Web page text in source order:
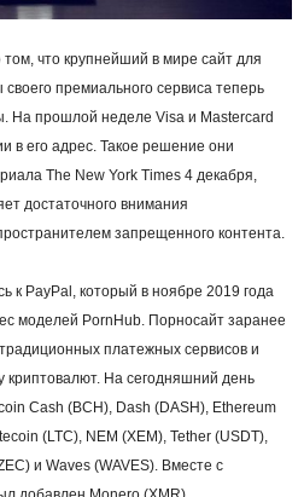
что крупнейший в мире сайт для
премиального сервиса теперь
На прошлой неделе Visa и Mastercard
в его адрес. Такое решение они
The New York Times 4 декабря,
достаточного внимания
запрещенного контента.
к PayPal, который в ноябре 2019 года
моделей PornHub. Порносайт заранее
платежных сервисов и
криптовалют. На сегодняшний день
Cash (BCH), Dash (DASH), Ethereum
(LTC), NEM (XEM), Tether (USDT),
и Waves (WAVES). Вместе с